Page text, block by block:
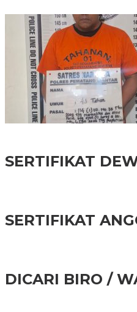
SERTIFIKAT
SERTIFIKAT
DICARI BIRO /